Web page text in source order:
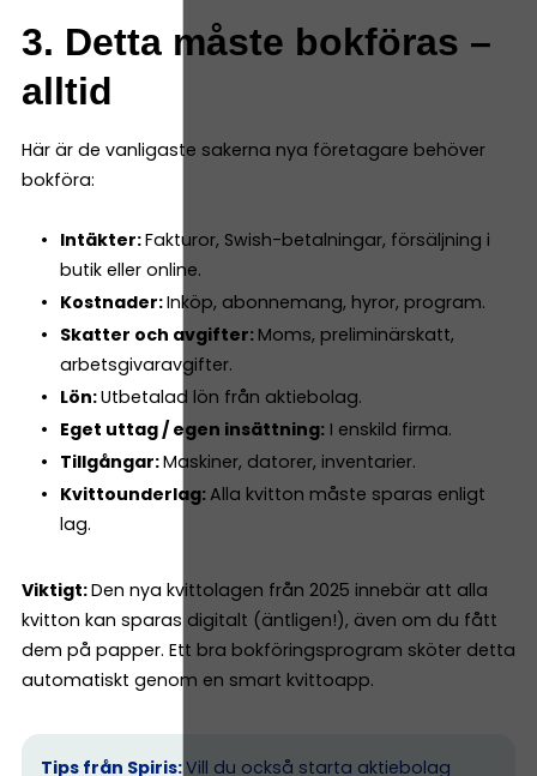
3. Detta måste bokföras –
alltid
Här är de vanligaste sakerna nya företagare behöver
bokföra:
Intäkter:Fakturor, Swish-betalningar, försäljning i
butik eller online.
Kostnader:Inköp, abonnemang, hyror, program.
Skatter och avgifter: Moms, preliminärskatt,
arbetsgivaravgifter.
Lön:Utbetalad lön från aktiebolag.
Eget uttag / egen insättning:I enskild firma.
Tillgångar:Maskiner, datorer, inventarier.
Kvittounderlag:Alla kvitton måste sparas enligt
lag.
Viktigt:Den nya kvittolagen från 2025 innebär att alla
kvitton kan sparas digitalt (äntligen!), även om du fått
dem på papper. Ett bra bokföringsprogram sköter detta
automatiskt genom en smart kvittoapp.
Tips från Spiris:Vill du också starta aktiebolag